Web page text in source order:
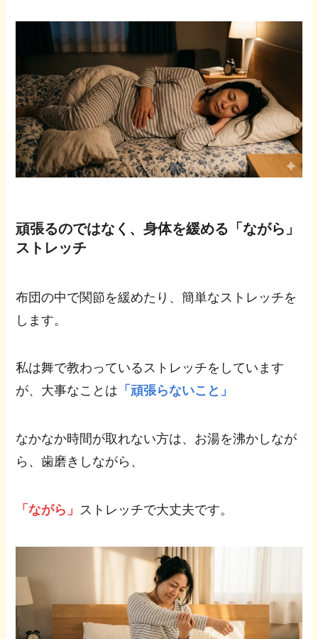
頑張るのではなく、身体を緩める「ながら」
ストレッチ
布団の中で関節を緩めたり、簡単なストレッチを
します。
私は舞で教わっているストレッチをしています
が、大事なことは 「頑張らないこと」
なかなか時間が取れない方は、お湯を沸かしなが
ら、歯磨きしながら、
「ながら」 ストレッチで大丈夫です。